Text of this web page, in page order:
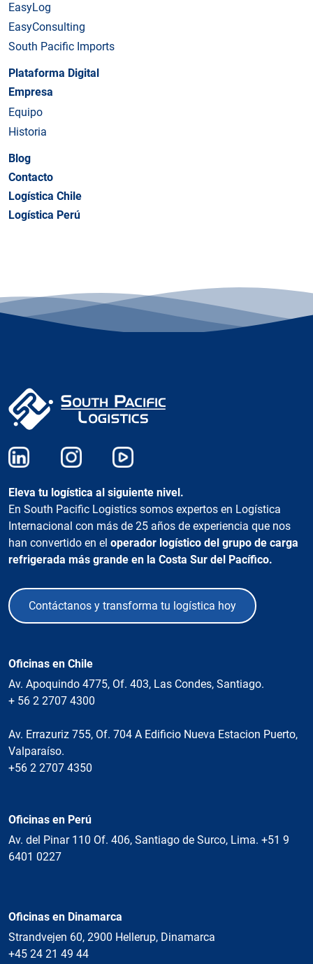
EasyLog
EasyConsulting
South Pacific Imports
Plataforma Digital
Empresa
Equipo
Historia
Blog
Contacto
Logística Chile
Logística Perú
Eleva tu logística al siguiente nivel.
En South Pacific Logistics somos expertos en Logística
Internacional con más de 25 años de experiencia que nos
han convertido en el operador logístico del grupo de carga
refrigerada más grande en la Costa Sur del Pacífico.
Contáctanos y transforma tu logística hoy
Oficinas en Chile
Av. Apoquindo 4775, Of. 403, Las Condes, Santiago.
+ 56 2 2707 4300
Av. Errazuriz 755, Of. 704 A Edificio Nueva Estacion Puerto,
Valparaíso.
+56 2 2707 4350
Oficinas en Perú
Av. del Pinar 110 Of. 406, Santiago de Surco, Lima. +51 9
6401 0227
Oficinas en Dinamarca
Strandvejen 60, 2900 Hellerup, Dinamarca
+45 24 21 49 44